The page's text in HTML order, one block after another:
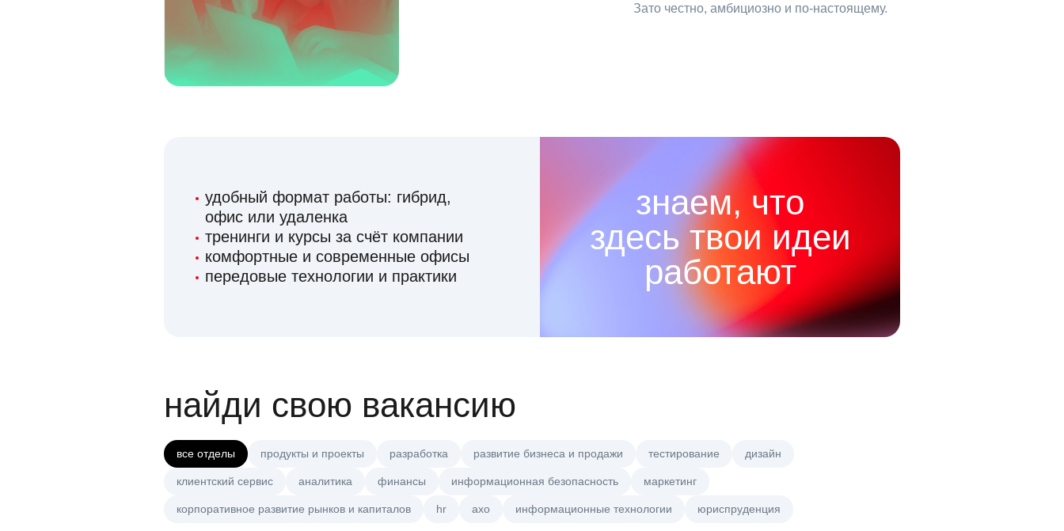
Зато честно, амбициозно и по‑настоящему.
удобный формат работы: гибрид,
офис или удаленка
тренинги и курсы за счёт компании
комфортные и современные офисы
передовые технологии и практики
знаем, что
здесь твои идеи
работают
найди свою вакансию
все отделы продукты и проекты разработка развитие бизнеса и продажи тестирование дизайн
клиентский сервис аналитика финансы информационная безопасность маркетинг
корпоративное развитие рынков и капиталов hr axo информационные технологии юриспруденция